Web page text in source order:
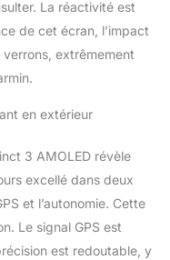
La réactivité est
de cet écran, l’impact
verrons, extrêmement
en extérieur
3 AMOLED révèle
excellé dans deux
et l’autonomie. Cette
Le signal GPS est
est redoutable, y